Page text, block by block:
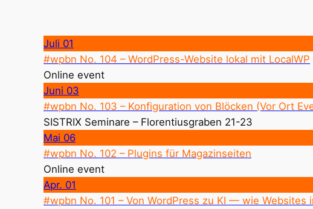
Juli 01
#wpbn No. 104 – WordPress-Website lokal mit LocalWP
Online event
Juni 03
#wpbn No. 103 – Konfiguration von Blöcken (Vor Ort
SISTRIX Seminare – Florentiusgraben 21-23
Mai 06
#wpbn No. 102 – Plugins für Magazinseiten
Online event
Apr. 01
#wpbn No. 101 – Von WordPress zu KI — wie Websites